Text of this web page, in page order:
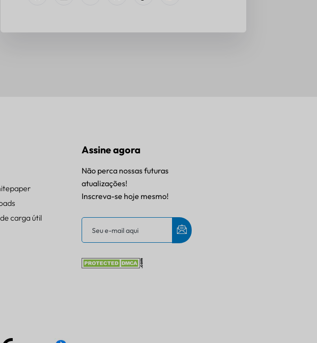
carga útil
Assine agora
Não perca nossas futuras
atualizações!
Inscreva-se hoje mesmo!